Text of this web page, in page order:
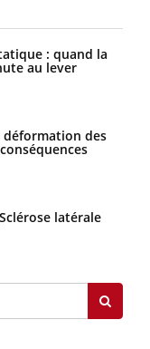
: quand la
au lever
déformation des
latérale